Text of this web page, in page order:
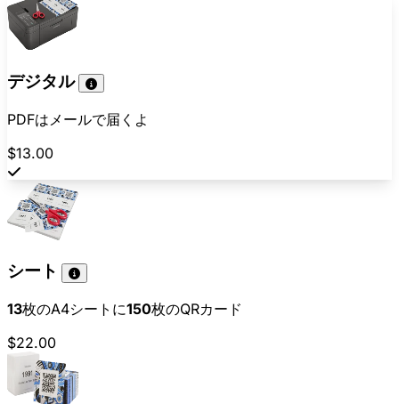
デジタル
PDFはメールで届くよ
$13.00
シート
13枚のA4シートに150枚のQRカード
$22.00